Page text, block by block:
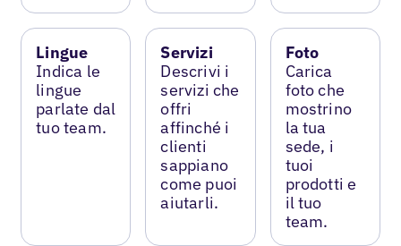
Lingue
Indica le
lingue
parlate dal
tuo team.
Servizi
Descrivi i
servizi che
offri
affinché i
clienti
sappiano
come puoi
aiutarli.
Foto
Carica
foto che
mostrino
la tua
sede, i
tuoi
prodotti e
il tuo
team.